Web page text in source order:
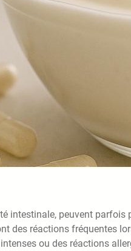
intestinale, peuvent
des réactions fréquentes
ou des réactions